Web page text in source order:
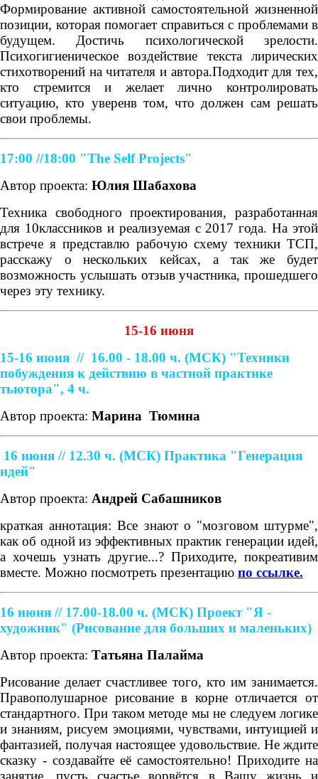
Формирование активной самостоятельной жизненной
позиции, которая помогает справиться с проблемами в
будущем. Достичь психологической зрелости.
Психогигиеническое воздействие текста лирических
стихотворений на читателя и автора.Подходит для тех,
кто стремится и желает лично контролировать
ситуацию, кто уверенв том, что должен сам решать
свои проблемы.
17:00 //18:00 "The Self Projects"
Автор проекта: Юлия Шабахова
Техника свободного проектирования, разработанная
для 10классников и реализуемая с 2017 года. На этой
встрече я представлю рабочую схему техники ТСП,
расскажу о нескольких кейсах, а так же будет
возможность услышать отзыв участника, прошедшего
через эту технику.
15-16 июня
15-16 июня // 16.00 - 18.00 ч. (МСК) "Техники
побуждения к действию в частной практике
тьютора", 4 ч.
Автор проекта: Марина Тюмина
16 июня // 12.30 ч. (МСК) Практика "Генерация
идей"
Автор проекта: Андрей Сабашников
краткая аннотация: Все знают о "мозговом штурме",
как об одной из эффективных практик генерации идей,
а хочешь узнать другие...? Приходите, покреативим
вместе. Можно посмотреть презентацию по ссылке.
16 июня // 17.00-18.00 ч. (МСК) Проект "Я -
художник" (Рисование для больших и маленьких)
Автор проекта: Татьяна Палайма
Рисование делает счастливее того, кто им занимается.
Правополушарное рисование в корне отличается от
стандартного. При таком методе мы не следуем логике
и знаниям, рисуем эмоциями, чувствами, интуицией и
фантазией, получая настоящее удовольствие. Не ждите
сказку - создавайте её самостоятельно! Приходите на
занятие, пусть счастье ворвётся в Вашу жизнь и